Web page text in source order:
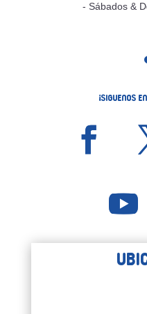
- Sábados &
¡Siguenos